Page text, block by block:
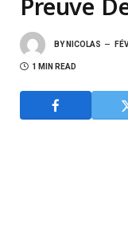
BY NICOLAS
1 MIN READ